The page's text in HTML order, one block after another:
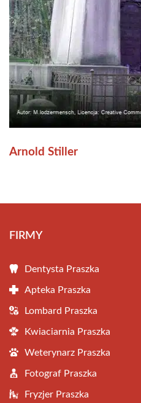
Arnold Stiller
FIRMY
Dentysta Praszka
Apteka Praszka
Lombard Praszka
Kwiaciarnia Praszka
Weterynarz Praszka
Fotograf Praszka
Fryzjer Praszka